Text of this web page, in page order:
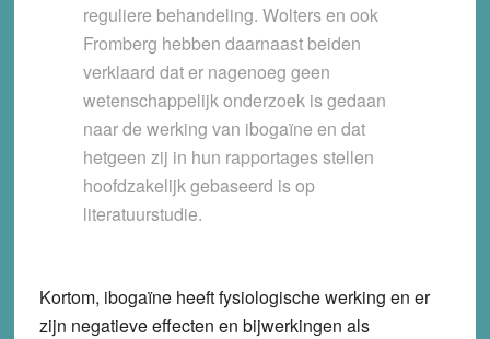
reguliere behandeling. Wolters en ook
Fromberg hebben daarnaast beiden
verklaard dat er nagenoeg geen
wetenschappelijk onderzoek is gedaan
naar de werking van ibogaïne en dat
hetgeen zij in hun rapportages stellen
hoofdzakelijk gebaseerd is op
literatuurstudie.
Kortom, ibogaïne heeft fysiologische werking en er
zijn negatieve effecten en bijwerkingen als